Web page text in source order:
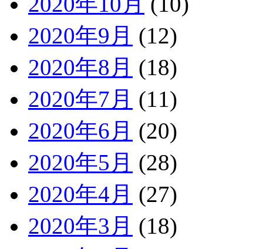
2020年9月 (12)
2020年8月 (18)
2020年7月 (11)
2020年6月 (20)
2020年5月 (28)
2020年4月 (27)
2020年3月 (18)